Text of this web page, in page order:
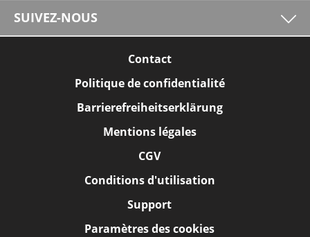
SUIVEZ-NOUS
Contact
Politique de confidentialité
Barrierefreiheitserklärung
Mentions légales
CGV
Conditions d'utilisation
Support
Paramètres des cookies